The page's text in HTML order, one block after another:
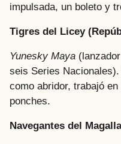
impulsada, un boleto y
Tigres del Licey
Yunesky Maya
seis Series
como abridor, trabajó
ponches.
Navegantes del